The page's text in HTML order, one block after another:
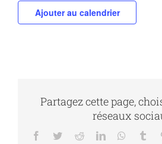
Ajouter au calendrier
Partagez cette page,
réseaux
Facebook
TwitterRedditLinkedIn